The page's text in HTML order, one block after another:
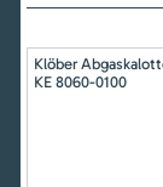
Klöber
KE 8060-0100